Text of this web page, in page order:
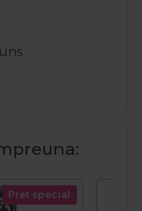
Pret special